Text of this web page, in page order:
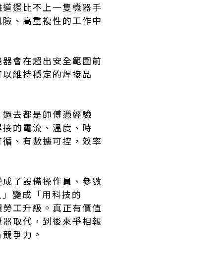
還比不上一隻機器手
、高重複性的工作中
會在超出安全範圍前
維持穩定的焊接品
去都是師傅憑經驗
的電流、溫度、時
、有數據可控，效率
了設備操作員、參數
變成「用科技的
工升級。真正有價值
取代，到後來爭相報
爭力。